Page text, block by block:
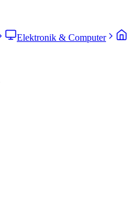
Elektronik & Computer